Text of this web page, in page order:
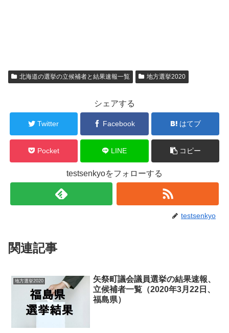
北海道の選挙の立候補者と結果速報一覧 地方選挙2020
シェアする
Twitter Facebook はてブ
Pocket LINE コピー
testsenkyoをフォローする
testsenkyo
関連記事
地方選挙2020
矢祭町議会議員選挙の結果速報、
立候補者一覧（2020年3月22日、
福島県）